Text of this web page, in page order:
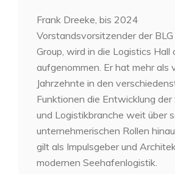
Frank Dreeke, bis 2024
Vorstandsvorsitzender der BLG
Group, wird in die Logistics Hall
aufgenommen. Er hat mehr als
Jahrzehnte in den
Funktionen die Entwicklung
und Logistikbranche weit über
unternehmerischen Rollen
gilt als Impulsgeber und
modernen Seehafenlogistik.